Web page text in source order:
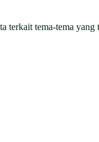
tema-tema yang